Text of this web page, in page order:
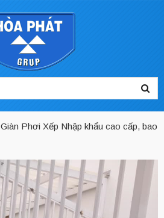
Giàn Phơi Xếp Nhập khẩu cao cấp, bao